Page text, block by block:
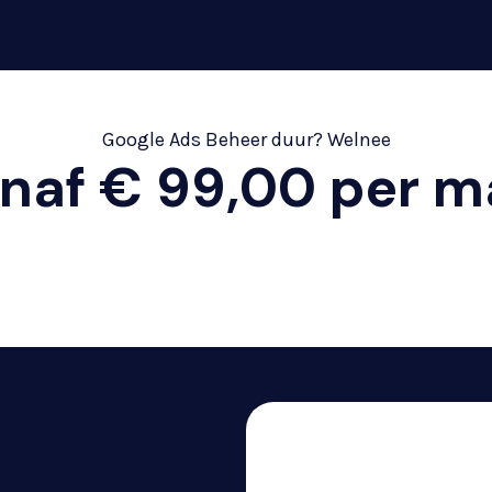
Google Ads Beheer duur? Welnee
€ 99,00 per